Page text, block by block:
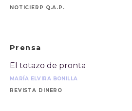
NOTICIERP Q.A.P.
Prensa
El totazo de pronta
MARÍA ELVIRA BONILLA
REVISTA DINERO